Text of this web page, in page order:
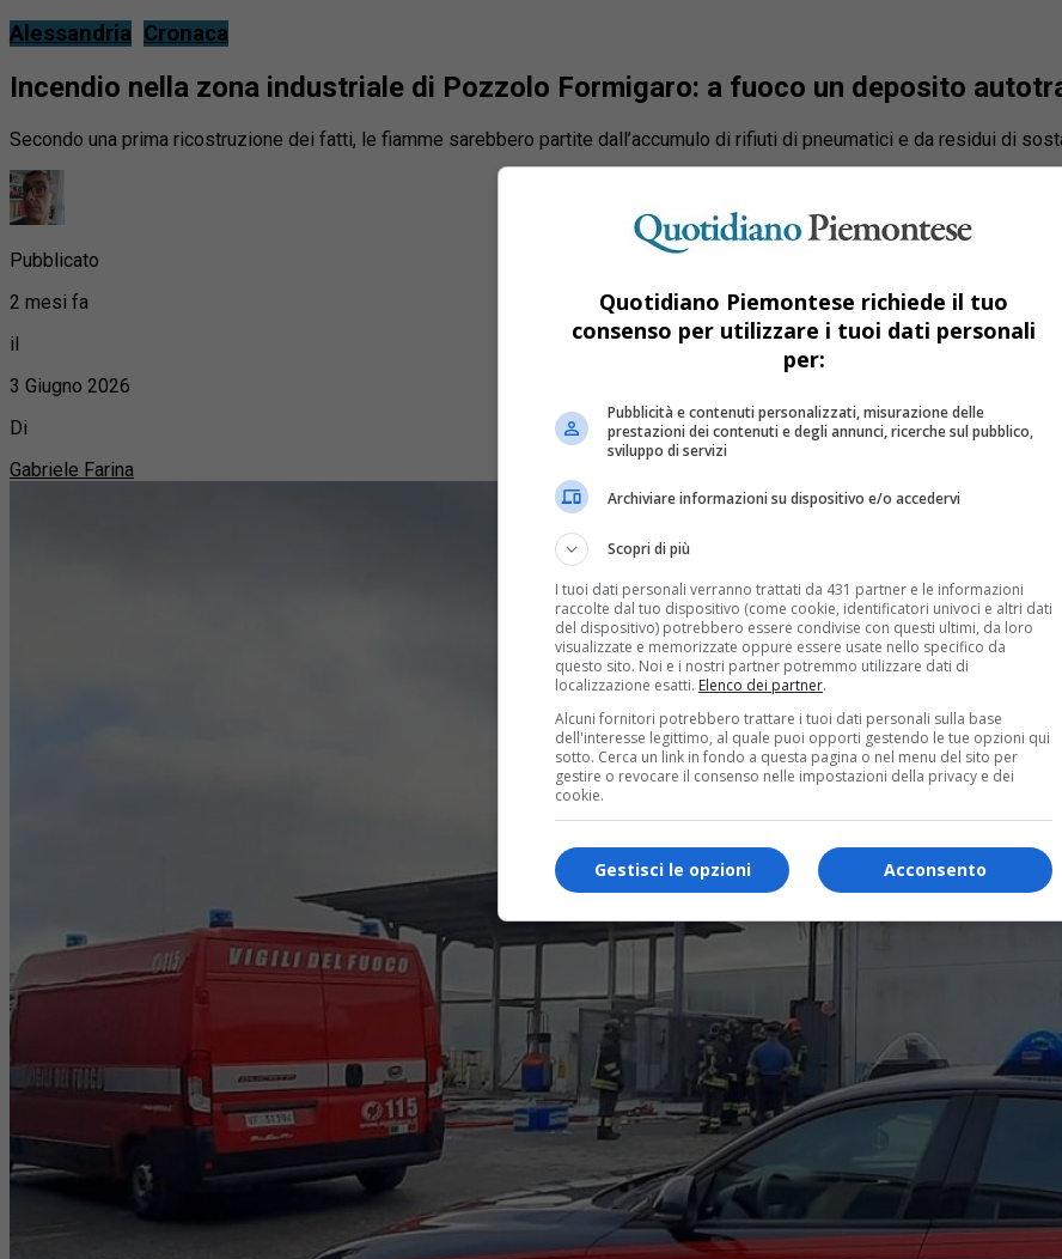
Alessandria Cronaca
Incendio nella zona industriale di Pozzolo Formigaro: a fuoco un deposito
Secondo una prima ricostruzione dei fatti, le fiamme sarebbero partite dall’accumulo di rifiuti di pneumatici e da residui di
Pubblicato
2 mesi fa
il
3 Giugno 2026
Di
Gabriele Farina
Quotidiano Piemontese richiede il tuo
consenso per utilizzare i tuoi dati personali
per:
Pubblicità e contenuti personalizzati, misurazione delle
prestazioni dei contenuti e degli annunci, ricerche sul pubblico,
sviluppo di servizi
Archiviare informazioni su dispositivo e/o accedervi
Scopri di più
I tuoi dati personali verranno trattati da 431 partner e le informazioni
raccolte dal tuo dispositivo (come cookie, identificatori univoci e altri dati
del dispositivo) potrebbero essere condivise con questi ultimi, da loro
visualizzate e memorizzate oppure essere usate nello specifico da
questo sito. Noi e i nostri partner potremmo utilizzare dati di
localizzazione esatti. Elenco dei partner.
Alcuni fornitori potrebbero trattare i tuoi dati personali sulla base
dell'interesse legittimo, al quale puoi opporti gestendo le tue opzioni qui
sotto. Cerca un link in fondo a questa pagina o nel menu del sito per
gestire o revocare il consenso nelle impostazioni della privacy e dei
cookie.
Acconsento
Gestisci le opzioni